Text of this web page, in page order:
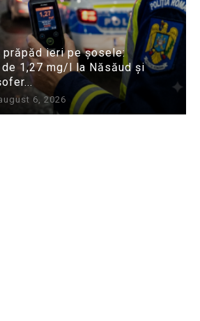
ieri pe șosele:
1,27 mg/l la Năsăud și
6, 2026